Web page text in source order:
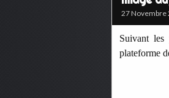
27 Novembre
Suivant
plateforme